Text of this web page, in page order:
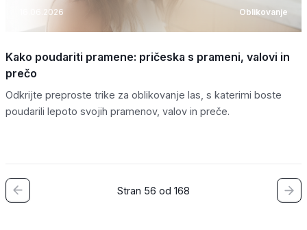
16.06.2026 Oblikovanje
Kako poudariti pramene: pričeska s prameni, valovi in
prečo
Odkrijte preproste trike za oblikovanje las, s katerimi boste
poudarili lepoto svojih pramenov, valov in preče.
Stran 56 od 168